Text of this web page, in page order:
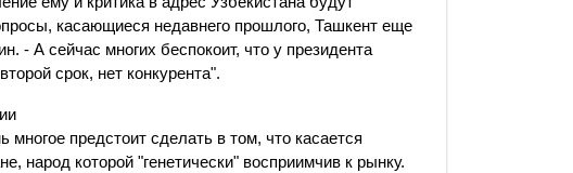
касающиеся недавнего прошлого, Ташкент еще
- А сейчас многих беспокоит, что у президента
срок, нет конкурента".
предстоит сделать в том, что касается
народ которой "генетически" восприимчив к рынку.